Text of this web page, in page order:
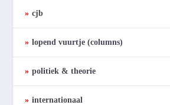
cjb
lopend vuurtje (columns)
politiek & theorie
internationaal